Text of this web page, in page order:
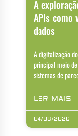
A
APIs como
dados
A digitalização
principal meio
sistemas de
LER MAIS
04/08/2026